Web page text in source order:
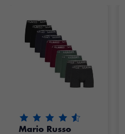
De beoordeling van dit
Mario Russo